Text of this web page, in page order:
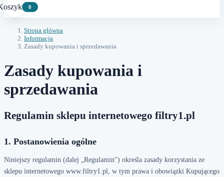
0
Strona główna
Informacja
Zasady kupowania i sprzedawania
Zasady kupowania i
sprzedawania
Regulamin sklepu internetowego filtry1.pl
1. Postanowienia ogólne
Niniejszy regulamin (dalej „Regulamin") określa zasady korzystania ze
sklepu internetowego www.filtry1.pl, w tym prawa i obowiązki Kupującego